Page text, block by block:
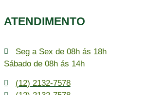
ATENDIMENTO
Seg a Sex de 08h ás 18h
Sábado de 08h ás 14h
(12) 2132-7578